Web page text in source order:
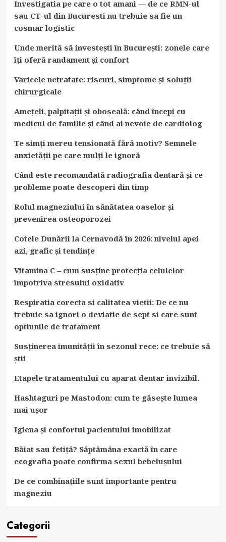
Investigatia pe care o tot amani — de ce RMN-ul
sau CT-ul din Bucuresti nu trebuie sa fie un
cosmar logistic
Unde merită să investești în București: zonele care
îți oferă randament și confort
Varicele netratate: riscuri, simptome și soluții
chirurgicale
Amețeli, palpitații și oboseală: când începi cu
medicul de familie și când ai nevoie de cardiolog
Te simți mereu tensionată fără motiv? Semnele
anxietății pe care mulți le ignoră
Când este recomandată radiografia dentară și ce
probleme poate descoperi din timp
Rolul magneziului în sănătatea oaselor și
prevenirea osteoporozei
Cotele Dunării la Cernavodă în 2026: nivelul apei
azi, grafic și tendințe
Vitamina C – cum susține protecția celulelor
împotriva stresului oxidativ
Respiratia corecta si calitatea vietii: De ce nu
trebuie sa ignori o deviatie de sept si care sunt
optiunile de tratament
Susținerea imunității în sezonul rece: ce trebuie să
știi
Etapele tratamentului cu aparat dentar invizibil.
Hashtaguri pe Mastodon: cum te găsește lumea
mai ușor
Igiena și confortul pacientului imobilizat
Băiat sau fetiță? Săptămâna exactă în care
ecografia poate confirma sexul bebelușului
De ce combinațiile sunt importante pentru
magneziu
Categorii